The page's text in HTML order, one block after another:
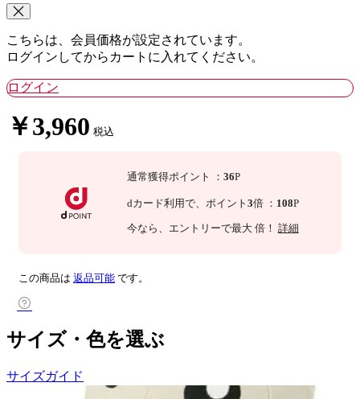
こちらは、会員価格が設定されています。
ログインしてからカートに入れてください。
ログイン
￥3,960 税込
通常獲得ポイント ： 36P
dカード利用で、 ポイント 3倍 ： 108P
今なら 、エントリーで最大 倍！ 詳細
この商品は 返品可能 です。
サイズ・色を選ぶ
サイズガイド